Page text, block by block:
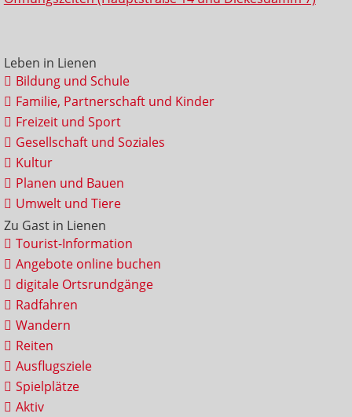
Leben in Lienen
Bildung und Schule
Familie, Partnerschaft und Kinder
Freizeit und Sport
Gesellschaft und Soziales
Kultur
Planen und Bauen
Umwelt und Tiere
Zu Gast in Lienen
Tourist-Information
Angebote online buchen
digitale Ortsrundgänge
Radfahren
Wandern
Reiten
Ausflugsziele
Spielplätze
Aktiv